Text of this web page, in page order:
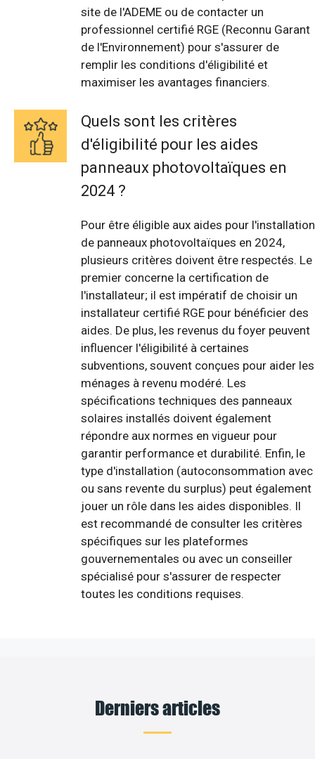
site de l'ADEME ou de contacter un
professionnel certifié RGE (Reconnu Garant
de l'Environnement) pour s'assurer de
remplir les conditions d'éligibilité et
maximiser les avantages financiers.
Quels sont les critères
d'éligibilité pour les aides
panneaux photovoltaïques en
2024 ?
Pour être éligible aux aides pour l'installation
de panneaux photovoltaïques en 2024,
plusieurs critères doivent être respectés. Le
premier concerne la certification de
l'installateur; il est impératif de choisir un
installateur certifié RGE pour bénéficier des
aides. De plus, les revenus du foyer peuvent
influencer l'éligibilité à certaines
subventions, souvent conçues pour aider les
ménages à revenu modéré. Les
spécifications techniques des panneaux
solaires installés doivent également
répondre aux normes en vigueur pour
garantir performance et durabilité. Enfin, le
type d'installation (autoconsommation avec
ou sans revente du surplus) peut également
jouer un rôle dans les aides disponibles. Il
est recommandé de consulter les critères
spécifiques sur les plateformes
gouvernementales ou avec un conseiller
spécialisé pour s'assurer de respecter
toutes les conditions requises.
Derniers articles